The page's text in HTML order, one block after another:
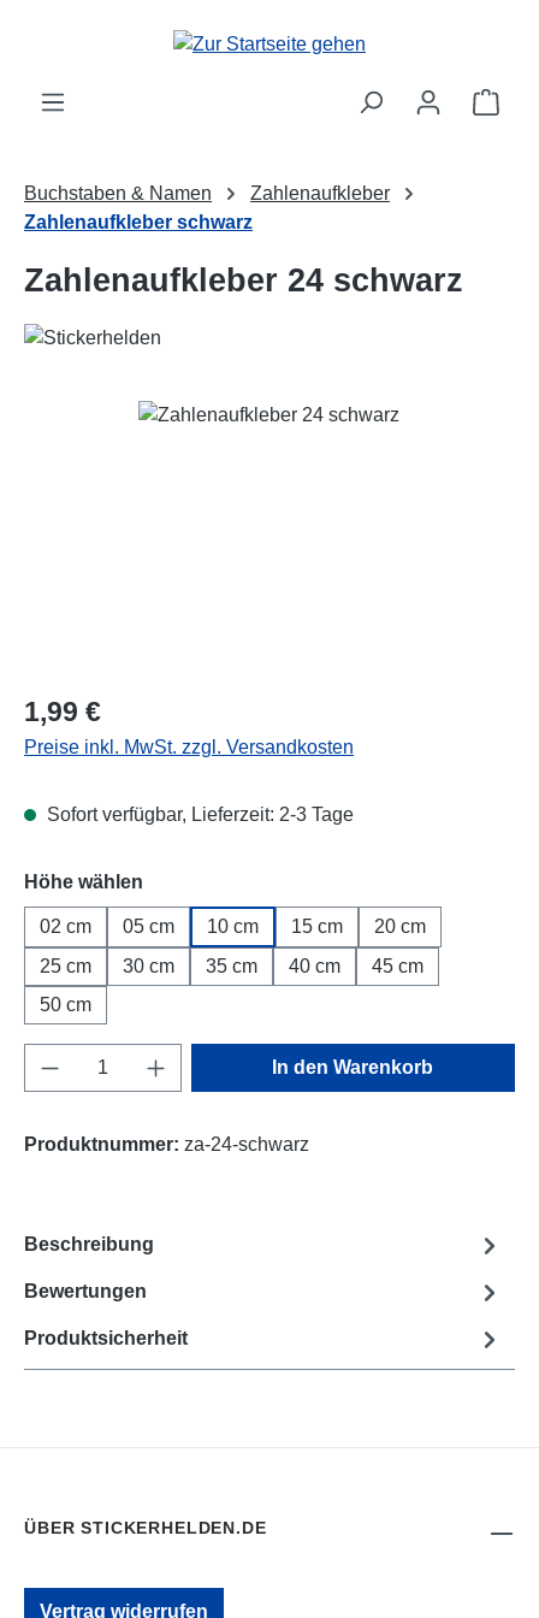
Zum Hauptinhalt springen
Buchstaben & Namen
Zahlenaufkleber
Zahlenaufkleber schwarz
Zahlenaufkleber 24 schwarz
Bildergalerie überspringen
Regulärer Preis:
1,99 €
Preise inkl. MwSt. zzgl. Versandkosten
Sofort verfügbar, Lieferzeit: 2-3 Tage
Höhe wählen
02 cm 05 cm 10 cm 15 cm
20 cm
25 cm
30 cm 35 cm 40 cm
45 cm
50 cm
Produkt Anzahl: Gib den gewünschten
In den Warenkorb
Produktnummer: za-24-schwarz
Beschreibung
Bewertungen
Produktsicherheit
ÜBER STICKERHELDEN.DE
Vertrag widerrufen